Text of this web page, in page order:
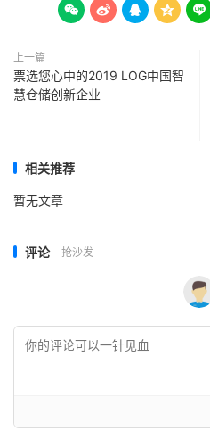
    
上一篇
票选您心中的2019 LOG中国智
慧仓储创新企业
相关推荐
暂无文章
评论 抢沙发